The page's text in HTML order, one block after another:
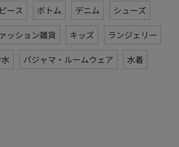
ース ボトム デニム
シューズ
ッション雑貨 キッズ
ランジェリー
パジャマ・ルームウェア
水着